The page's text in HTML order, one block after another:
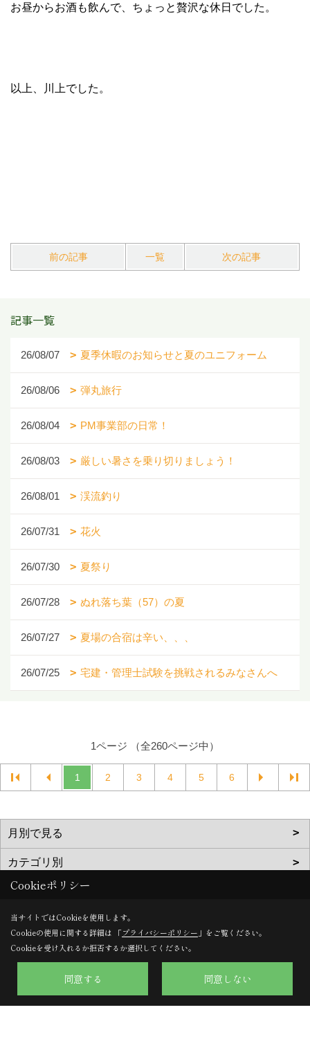
お昼からお酒も飲んで、ちょっと贅沢な休日でした。
以上、川上でした。
前の記事 一覧 次の記事
記事一覧
26/08/07 夏季休暇のお知らせと夏のユニフォーム
26/08/06 弾丸旅行
26/08/04 PM事業部の日常！
26/08/03 厳しい暑さを乗り切りましょう！
26/08/01 渓流釣り
26/07/31 花火
26/07/30 夏祭り
26/07/28 ぬれ落ち葉（57）の夏
26/07/27 夏場の合宿は辛い、、、
26/07/25 宅建・管理士試験を挑戦されるみなさんへ
1ページ （全260ページ中）
1 2 3 4 5 6
株式会社のぞみハウジング
〒617-0002
京都府向日市寺戸町向畑52-12
TEL：0120-57-0707/075-924-0707
Cookieポリシー
当サイトではCookieを使用します。
Cookieの使用に関する詳細は 「プライバシーポリシー 」をご覧ください。
Cookieを受け入れるか拒否するか選択してください。
同意する 同意しない